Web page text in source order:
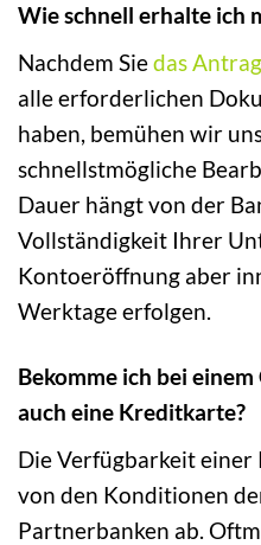
Wie schnell erhalte ich
Nachdem Siedas
alle erforderlichen
haben, bemühen wir
schnellstmögliche
Dauer hängt von der
Vollständigkeit Ihrer
Kontoeröffnung aber
Werktage erfolgen.
Bekomme ich bei
auch eine Kreditkarte?
Die Verfügbarkeit
von den Konditionen
Partnerbanken ab.